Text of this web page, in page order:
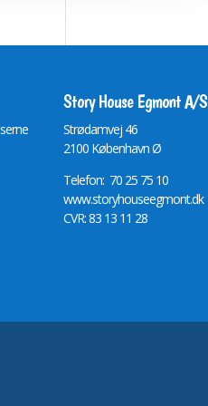
Story House Egmont A/S
Strødamvej 46
2100 København Ø
Telefon: 70 25 75 10
www.storyhouseegmont.dk
CVR: 83 13 11 28